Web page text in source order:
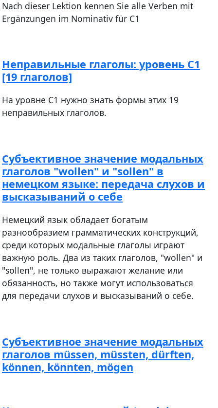
Nach dieser Lektion kennen Sie alle Verben mit
Ergänzungen im Nominativ für C1
Неправильные глаголы: уровень С1
[19 глаголов]
На уровне С1 нужно знать формы этих 19
неправильных глаголов.
Субъективное значение модальных
глаголов "wollen" и "sollen" в
немецком языке: передача слухов и
высказываний о себе
Немецкий язык обладает богатым
разнообразием грамматических конструкций,
среди которых модальные глаголы играют
важную роль. Два из таких глаголов, "wollen" и
"sollen", не только выражают желание или
обязанность, но также могут использоваться
для передачи слухов и высказываний о себе.
Субъективное значение модальных
глаголов müssen, müssten, dürften,
können, könnten, mögen